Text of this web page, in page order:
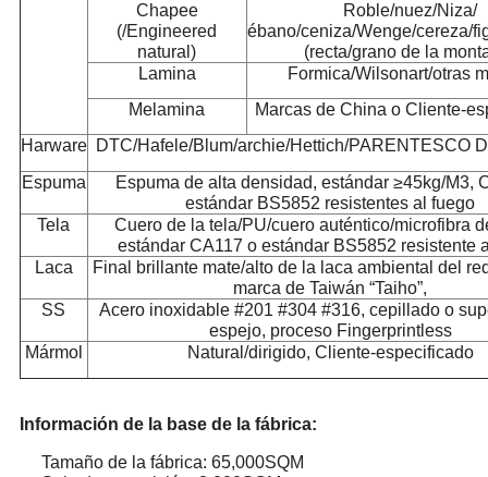
Chapee
(/Engineered
natural)
Roble/nuez/Niza/
ébano/ceniza/Wenge/cereza/
(recta/grano de la
Lamina
Formica/Wilsonart/otras
Melamina
Marcas de China o Cliente-
Harware DTC/Hafele/Blum/archie/Hettich/PARENTESCO
Espuma
Espuma de alta densidad, estándar ≥45kg/M3,
estándar BS5852 resistentes al fuego
Tela
Cuero de la tela/PU/cuero auténtico/microfibra
estándar CA117 o estándar BS5852 resistente
Laca
Final brillante mate/alto de la laca ambiental del
marca de Taiwán “Taiho”,
SS
Acero inoxidable #201 #304 #316, cepillado o
espejo, proceso Fingerprintless
Mármol
Natural/dirigido, Cliente-especificado
Información de la base de la fábrica:
Tamaño de la fábrica: 65,000SQM